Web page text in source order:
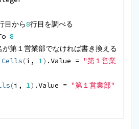
目から8行目を調べる
8
名が第１営業部でなければ書き換える
Cells(i, 1) .Value = "第１営業
(i, 1) .Value = "第１営業部"